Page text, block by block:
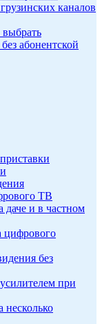
каналов
выбрать
абонентской
ТВ
даче и в частном
цифрового
без
при
несколько